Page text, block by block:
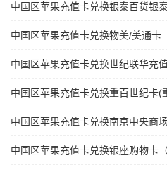
中国区苹果充值卡兑换银泰百货银
中国区苹果充值卡兑换物美/美通卡
中国区苹果充值卡兑换世纪联华充
中国区苹果充值卡兑换重百世纪卡(
中国区苹果充值卡兑换南京中央商
中国区苹果充值卡兑换银座购物卡（